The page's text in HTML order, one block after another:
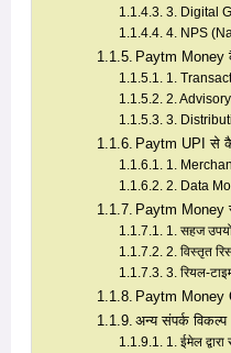
3. Digital
4. NPS
Paytm Money
1.
2.
3.
Paytm UPI से
1.
2. Data
Paytm Money
1. सहज
2. विस्तृत
3. रियल-
Paytm Money
अन्य संपर्क विकल्प
1. ईमेल